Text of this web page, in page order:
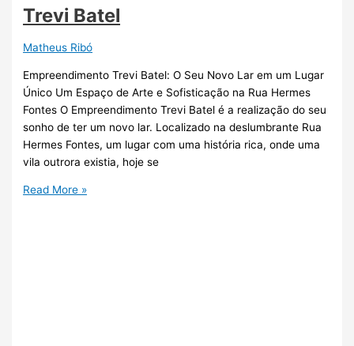
Trevi Batel
Matheus Ribó
Empreendimento Trevi Batel: O Seu Novo Lar em um Lugar
Único Um Espaço de Arte e Sofisticação na Rua Hermes
Fontes O Empreendimento Trevi Batel é a realização do seu
sonho de ter um novo lar. Localizado na deslumbrante Rua
Hermes Fontes, um lugar com uma história rica, onde uma
vila outrora existia, hoje se
Read More »